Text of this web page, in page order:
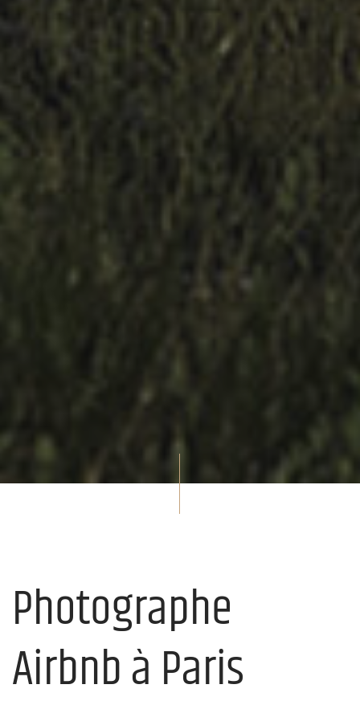
Photographe
Airbnb à Paris